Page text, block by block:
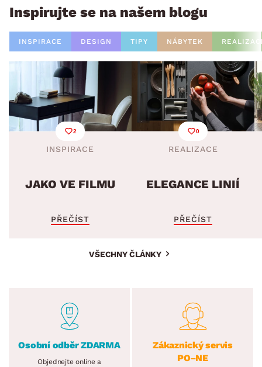
Inspirujte se na našem blogu
INSPIRACE DESIGN TIPY NÁBYTEK
2
INSPIRACE
JAKO VE FILMU
PŘEČÍST
0
REALIZACE
ELEGANCE LINIÍ
PŘEČÍST
VŠECHNY ČLÁNKY
Osobní odběr ZDARMA
Objednejte online a
Zákaznický servis
PO–NE